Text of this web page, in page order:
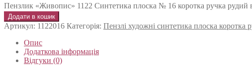
Пензлик «Живопис» 1122 Синтетика плоска № 16 коротка ручка рудий
Додати в кошик
Артикул: 1122016 Категорія: Пензлі художні синтетика плоска
Опис
Додаткова інформація
Відгуки (0)